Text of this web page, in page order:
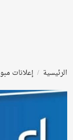
الرئيسية إعلانات